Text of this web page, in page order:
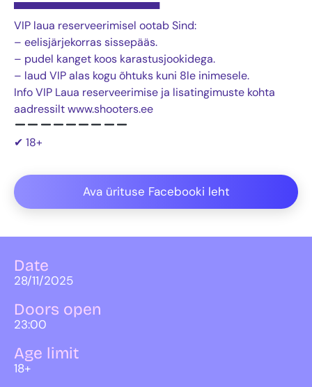
▀▀▀▀▀▀▀▀▀▀▀▀▀▀▀▀▀▀▀
VIP laua reserveerimisel ootab Sind:
– eelisjärjekorras sissepääs.
– pudel kanget koos karastusjookidega.
– laud VIP alas kogu õhtuks kuni 8le inimesele.
Info VIP Laua reserveerimise ja lisatingimuste kohta
aadressilt www.shooters.ee
✔ 18+
Ava ürituse Facebooki leht
Date
28/11/2025
Doors open
23:00
Age limit
18+